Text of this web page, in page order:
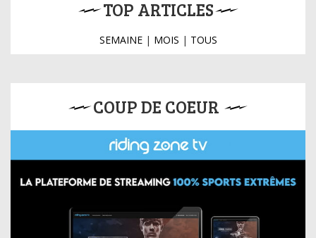
TOP ARTICLES
SEMAINE| MOIS | TOUS
COUP DE COEUR